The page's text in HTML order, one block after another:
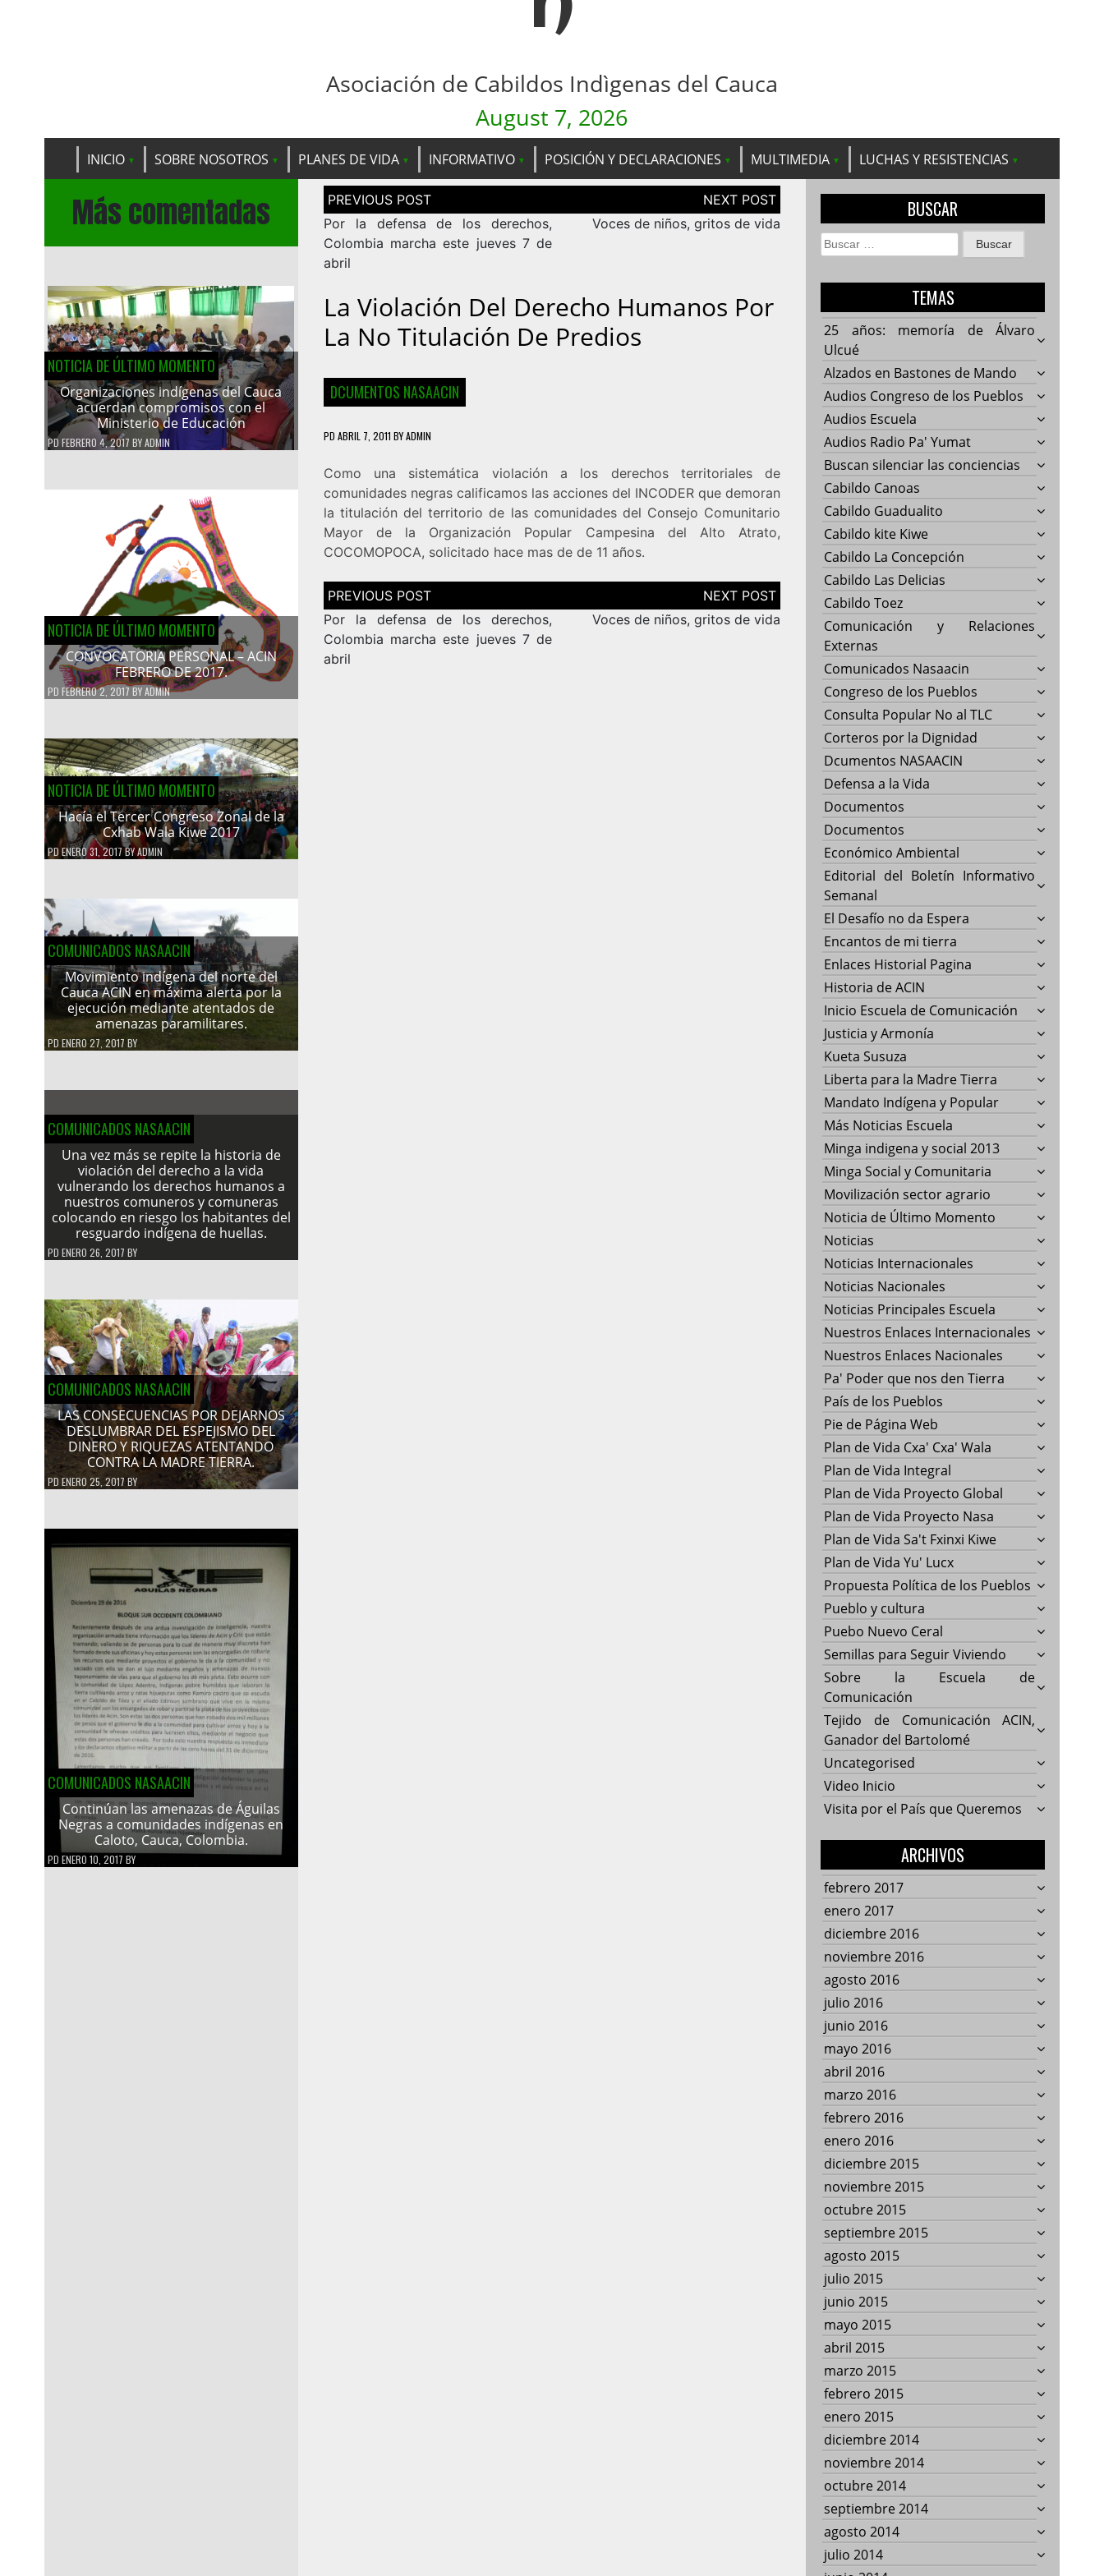
Asociación de Cabildos Indìgenas del Cauca
August 7, 2026
INICIO SOBRE NOSOTROS PLANES DE VIDA INFORMATIVO POSICIÓN Y DECLARACIONES MULTIMEDIA LUCHAS Y RESISTENCIAS
Más comentadas
NOTICIA DE ÚLTIMO MOMENTO
Organizaciones indígenas del Cauca
acuerdan compromisos con el
Ministerio de Educación
PD FEBRERO 4, 2017 BYADMIN
NOTICIA DE ÚLTIMO MOMENTO
CONVOCATORIA PERSONAL – ACIN
FEBRERO DE 2017.
PD FEBRERO 2, 2017BYADMIN
NOTICIA DE ÚLTIMO MOMENTO
Hacía el Tercer Congreso Zonal de la
Cxhab Wala Kiwe 2017
PDENERO 31, 2017BYADMIN
COMUNICADOS NASAACIN
Movimiento indígena del norte del
Cauca ACIN en máxima alerta por la
ejecución mediante atentados de
amenazas paramilitares.
PD ENERO 27, 2017 BY
COMUNICADOS NASAACIN
Una vez más se repite la historia de
violación del derecho a la vida
vulnerando los derechos humanos a
nuestros comuneros y comuneras
colocando en riesgo los habitantes del
resguardo indígena de huellas.
PD ENERO 26, 2017 BY
COMUNICADOS NASAACIN
LAS CONSECUENCIAS POR DEJARNOS
DESLUMBRAR DEL ESPEJISMO DEL
DINERO Y RIQUEZAS ATENTANDO
CONTRA LA MADRE TIERRA.
PDENERO 25, 2017 BY
COMUNICADOS NASAACIN
Continúan las amenazas de Águilas
Negras a comunidades indígenas en
Caloto, Cauca, Colombia.
PD ENERO 10, 2017 BY
Navegación
de
entradas
Por la defensa de los derechos,
Colombia marcha este jueves 7 de
abril
Voces de niños, gritos de vida
La Violación Del Derecho Humanos Por
La No Titulación De Predios
DCUMENTOS NASAACIN
PD ABRIL 7, 2011 BYADMIN
Como una sistemática violación a los derechos territoriales de
comunidades negras calificamos las acciones del INCODER que demoran
la titulación del territorio de las comunidades del Consejo Comunitario
Mayor de la Organización Popular Campesina del Alto Atrato,
COCOMOPOCA, solicitado hace mas de de 11 años.
Navegación
de
entradas
Por la defensa de los derechos,
Colombia marcha este jueves 7 de
abril
Voces de niños, gritos de vida
BUSCAR
Buscar:
TEMAS
25 años: memoría de Álvaro
Ulcué
Alzados en Bastones de Mando
Audios Congreso de los Pueblos
Audios Escuela
Audios Radio Pa' Yumat
Buscan silenciar las conciencias
Cabildo Canoas
Cabildo Guadualito
Cabildo kite Kiwe
Cabildo La Concepción
Cabildo Las Delicias
Cabildo Toez
Comunicación y Relaciones
Externas
Comunicados Nasaacin
Congreso de los Pueblos
Consulta Popular No al TLC
Corteros por la Dignidad
Dcumentos NASAACIN
Defensa a la Vida
Documentos
Documentos
Económico Ambiental
Editorial del Boletín Informativo
Semanal
El Desafío no da Espera
Encantos de mi tierra
Enlaces Historial Pagina
Historia de ACIN
Inicio Escuela de Comunicación
Justicia y Armonía
Kueta Susuza
Liberta para la Madre Tierra
Mandato Indígena y Popular
Más Noticias Escuela
Minga indigena y social 2013
Minga Social y Comunitaria
Movilización sector agrario
Noticia de Último Momento
Noticias
Noticias Internacionales
Noticias Nacionales
Noticias Principales Escuela
Nuestros Enlaces Internacionales
Nuestros Enlaces Nacionales
Pa' Poder que nos den Tierra
País de los Pueblos
Pie de Página Web
Plan de Vida Cxa' Cxa' Wala
Plan de Vida Integral
Plan de Vida Proyecto Global
Plan de Vida Proyecto Nasa
Plan de Vida Sa't Fxinxi Kiwe
Plan de Vida Yu' Lucx
Propuesta Política de los Pueblos
Pueblo y cultura
Puebo Nuevo Ceral
Semillas para Seguir Viviendo
Sobre la Escuela de
Comunicación
Tejido de Comunicación ACIN,
Ganador del Bartolomé
Uncategorised
Video Inicio
Visita por el País que Queremos
ARCHIVOS
febrero 2017
enero 2017
diciembre 2016
noviembre 2016
agosto 2016
julio 2016
junio 2016
mayo 2016
abril 2016
marzo 2016
febrero 2016
enero 2016
diciembre 2015
noviembre 2015
octubre 2015
septiembre 2015
agosto 2015
julio 2015
junio 2015
mayo 2015
abril 2015
marzo 2015
febrero 2015
enero 2015
diciembre 2014
noviembre 2014
octubre 2014
septiembre 2014
agosto 2014
julio 2014